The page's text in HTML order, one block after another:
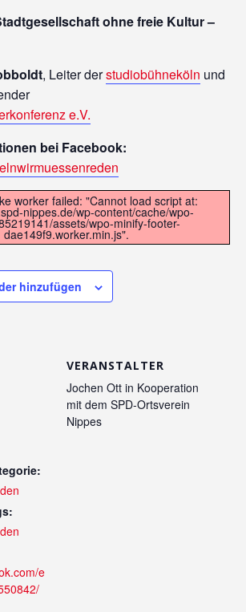
ohne freie Kultur –
, Leiter derstudiobühneköln und
e.V.
bei Facebook:
worker failed: "Cannot load script at:
nippes.de/wp-content/cache/wpo-
assets/wpo-minify-footer-
dae149f9.worker.min.js".
hinzufügen
e
VERANSTALTER
Jochen Ott in Kooperation
mit dem SPD-Ortsverein
Nippes